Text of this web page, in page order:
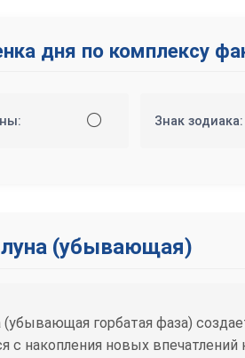
дня по комплексу
⚪ Знак зодиака:
(убывающая)
горбатая фаза)
накопления новых